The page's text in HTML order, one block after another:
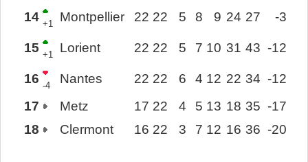
14 +1 Montpellier 22 22 5 8 9 24 27 -3
15 +1 Lorient 22 22 5 7 10 31 43 -12
16 -4 Nantes 22 22 6 4 12 22 34 -12
17
Metz 17 22 4 5 13 18 35 -17
18
Clermont 16 22 3 7 12 16 36 -20